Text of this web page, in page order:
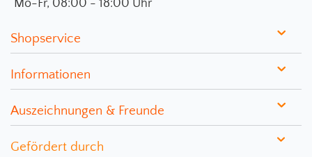
Mo-Fr, 08:00 - 18:00 Uhr
Shopservice
Informationen
Auszeichnungen & Freunde
Gefördert durch